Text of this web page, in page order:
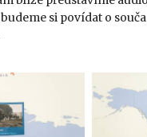
si povídat o